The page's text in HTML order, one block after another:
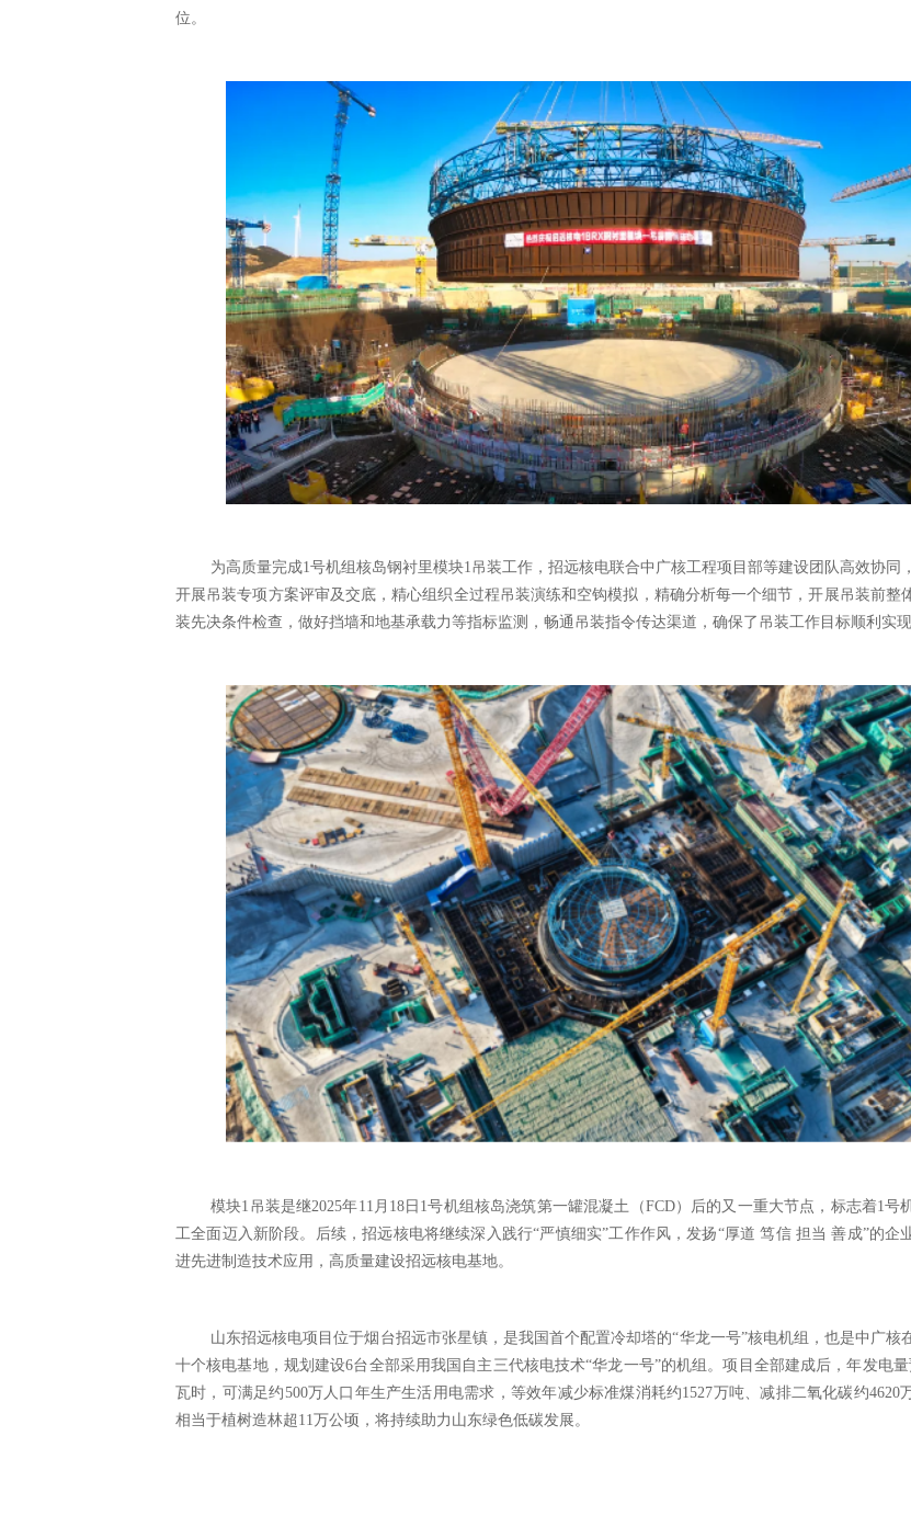
位。
为高质量完成1号机组核岛钢衬里模块1吊装工作，招远核电联合中广核工程项目部等建设团队高效协同
开展吊装专项方案评审及交底，精心组织全过程吊装演练和空钩模拟，精确分析每一个细节，开展吊装前整
装先决条件检查，做好挡墙和地基承载力等指标监测，畅通吊装指令传达渠道，确保了吊装工作目标顺利实
模块1吊装是继2025年11月18日1号机组核岛浇筑第一罐混凝土（FCD）后的又一重大节点，标志着1号
工全面迈入新阶段。后续，招远核电将继续深入践行“严慎细实”工作作风，发扬“厚道 笃信 担当 善成”的企
进先进制造技术应用，高质量建设招远核电基地。
山东招远核电项目位于烟台招远市张星镇，是我国首个配置冷却塔的“华龙一号”核电机组，也是中广核
十个核电基地，规划建设6台全部采用我国自主三代核电技术“华龙一号”的机组。项目全部建成后，年发电
瓦时，可满足约500万人口年生产生活用电需求，等效年减少标准煤消耗约1527万吨、减排二氧化碳约4620
相当于植树造林超11万公顷，将持续助力山东绿色低碳发展。